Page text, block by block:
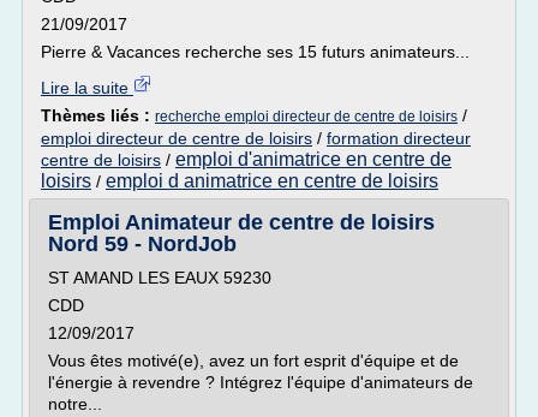
21/09/2017
Pierre & Vacances recherche ses 15 futurs animateurs...
Lire la suite
Thèmes liés : recherche emploi directeur de centre de loisirs /
emploi directeur de centre de loisirs / formation directeur
centre de loisirs / emploi d'animatrice en centre de
loisirs / emploi d animatrice en centre de loisirs
Emploi Animateur de centre de loisirs
Nord 59 - NordJob
ST AMAND LES EAUX 59230
CDD
12/09/2017
Vous êtes motivé(e), avez un fort esprit d'équipe et de
l'énergie à revendre ? Intégrez l'équipe d'animateurs de
notre...